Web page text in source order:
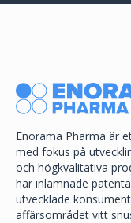
Enorama Pharma är
med fokus på
och högkvalitativa
har inlämnade
utvecklade
affärsområdet vitt